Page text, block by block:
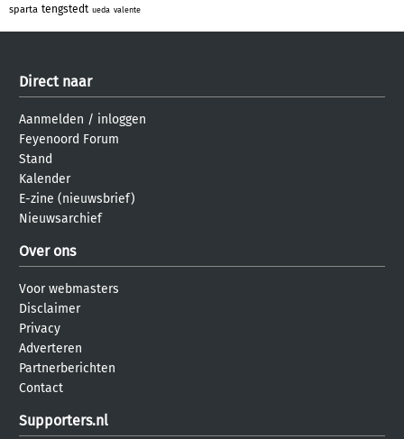
sparta tengstedt ueda valente
Direct naar
Aanmelden / inloggen
Feyenoord Forum
Stand
Kalender
E-zine (nieuwsbrief)
Nieuwsarchief
Over ons
Voor webmasters
Disclaimer
Privacy
Adverteren
Partnerberichten
Contact
Supporters.nl